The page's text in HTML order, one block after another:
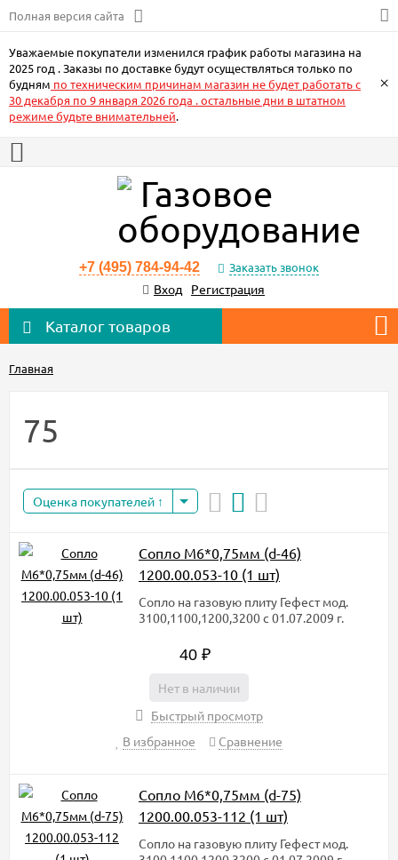
Полная версия сайта
Уважаемые покупатели изменился график работы магазина на
2025 год . Заказы по доставке будут осуществляться только по
будням по техническим причинам магазин не будет работать с
30 декабря по 9 января 2026 года . остальные дни в штатном
режиме будьте внимательней.
×
+7 (495) 784-94-42 Заказать звонок
Вход Регистрация
Каталог товаров
Главная
75
Оценка покупателей
Сопло М6*0,75мм (d-46)
1200.00.053-10 (1 шт)
Сопло на газовую плиту Гефест мод.
3100,1100,1200,3200 с 01.07.2009 г.
40 ₽
Нет в наличии
Быстрый просмотр
В избранное
Сравнение
Сопло М6*0,75мм (d-75)
1200.00.053-112 (1 шт)
Сопло на газовую плиту Гефест мод.